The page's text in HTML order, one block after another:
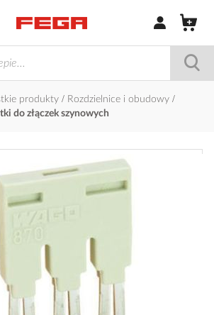
Zaloguj się /
produkty
Rozdzielnice i obudowy
do złączek szynowych